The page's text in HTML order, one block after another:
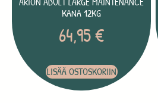
KANA 12KG
64,95€
LISÄÄ OSTOSKORIIN